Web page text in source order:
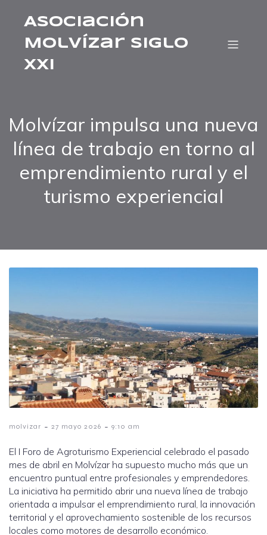
Asociación
Molvízar Siglo
XXI
Molvízar impulsa una nueva
línea de trabajo en torno al
emprendimiento rural y el
turismo experiencial
molvizar - 27 mayo 2026 - 9:10 am
El I Foro de Agroturismo Experiencial celebrado el pasado
mes de abril en Molvízar ha supuesto mucho más que un
encuentro puntual entre profesionales y emprendedores.
La iniciativa ha permitido abrir una nueva línea de trabajo
orientada a impulsar el emprendimiento rural, la innovación
territorial y el aprovechamiento sostenible de los recursos
locales como motores de desarrollo económico.